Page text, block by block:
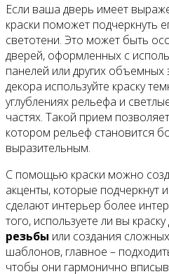
Если ваша дверь имеет
краски поможет подчеркнуть
светотени. Это может быть
дверей, оформленных с
панелей или других объемных
декора используйте краску
углублениях рельефа и
частях. Такой прием
котором рельеф становится
выразительным.
С помощью краски можно
акценты, которые подчеркнут
сделают интерьер более
того, используете ли вы
резьбы или создания сложных
шаблонов, главное –
чтобы они гармонично